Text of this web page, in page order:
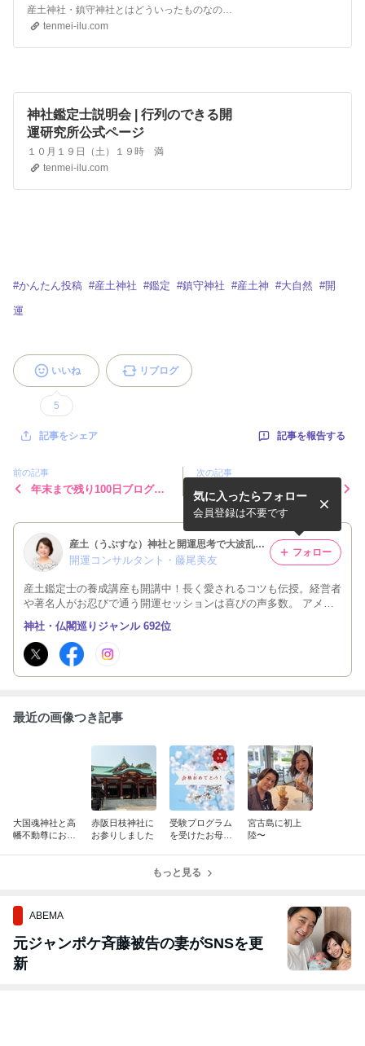
列のできる開運研究所公式ページ産土神社・鎮守神社とはどういったものなのか？藤尾美友を例にご説明します。
tenmei-ilu.com
神社鑑定士説明会 | 行列のできる開
運研究所公式ページ
１０月１９日（土）１９時 満
tenmei-ilu.com
#かんたん投稿 #産土神社 #鑑定 #鎮守神社 #産土神 #大自然 #開
運
いいね
5
リブログ
記事をシェア 記事を報告する
前の記事
年末まで残り100日ブログ連
次の記事
【感想】手応えが違ってきま
した
産土（うぶすな）神社と開運思考で大波乱の時代を乗り越える藤尾美友オフィシャルブログ
開運コンサルタント・藤尾美友
産土鑑定士の養成講座も開講中！長く愛されるコツも伝授。経営者
や著名人がお忍びで通う開運セッションは喜びの声多数。 アメン
バーはクライアントさん、および知人、友人、会ったことがある方
限定とさせて頂きますのでご了承ください
気に入ったらフォロー
会員登録は不要です
フォロー
神社・仏閣巡りジャンル 692位
最近の画像つき記事
大国魂神社と高
幡不動尊にお参
赤阪日枝神社に
お参りしました
受験プログラム
を受けたお母様
宮古島に初上
陸〜
もっと見る
ABEMA
元ジャンポケ斉藤被告の妻がSNSを更
新